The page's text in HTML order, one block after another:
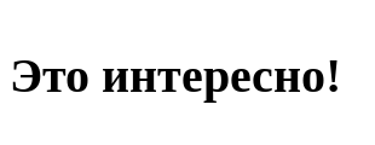
Это интересно!